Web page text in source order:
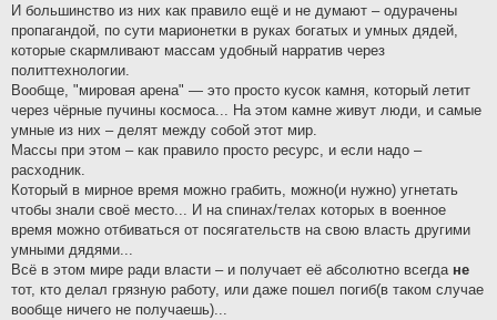
И большинство из них как правило ещё и не думают – одурачены
пропагандой, по сути марионетки в руках богатых и умных дядей,
которые скармливают массам удобный нарратив через
политтехнологии.
Вообще, "мировая арена" — это просто кусок камня, который летит
через чёрные пучины космоса... На этом камне живут люди, и самые
умные из них – делят между собой этот мир.
Массы при этом – как правило просто ресурс, и если надо –
расходник.
Который в мирное время можно грабить, можно(и нужно) угнетать
чтобы знали своё место... И на спинах/телах которых в военное
время можно отбиваться от посягательств на свою власть другими
умными дядями...
Всё в этом мире ради власти – и получает её абсолютно всегда не
тот, кто делал грязную работу, или даже пошел погиб(в таком случае
вообще ничего не получаешь)...